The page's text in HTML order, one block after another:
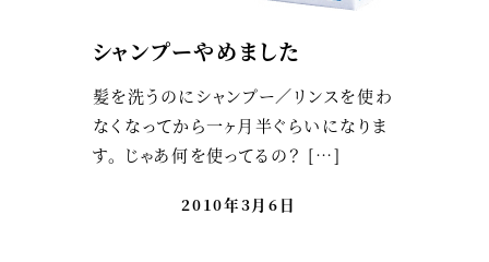
シャンプーやめました
髪を洗うのにシャンプー／リンスを使わ
なくなってから一ヶ月半ぐらいになりま
す。 じゃあ何を使ってるの？ […]
2010年3月6日